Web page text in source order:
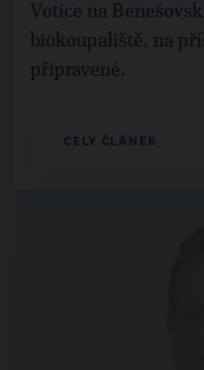
Votice na
biokoupaliště, na
připravené.
CELÝ ČLÁNEK